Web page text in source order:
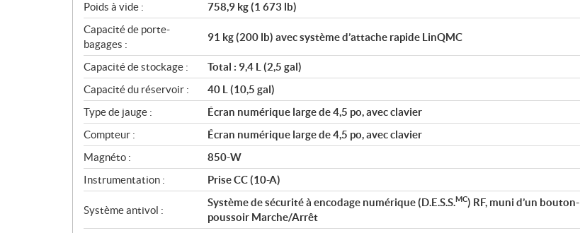
Poids à vide :
758,9 kg (1 673 lb)
Capacité de porte-
bagages :
91 kg (200 lb) avec système d’attache rapide LinQMC
Capacité de stockage :
Total : 9,4 L (2,5 gal)
Capacité du réservoir :
40 L (10,5 gal)
Type de jauge :
Écran numérique large de 4,5 po, avec clavier
Compteur :
Écran numérique large de 4,5 po, avec clavier
Magnéto :
850-W
Instrumentation :
Prise CC (10-A)
Système antivol :
Système de sécurité à encodage numérique (D.E.S.S.MC) RF, muni d’un bouton-
poussoir Marche/Arrêt